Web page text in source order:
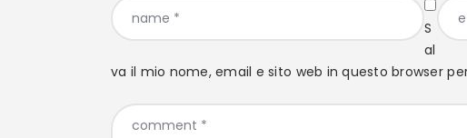
S
al
va il mio nome, email e sito web in questo browser